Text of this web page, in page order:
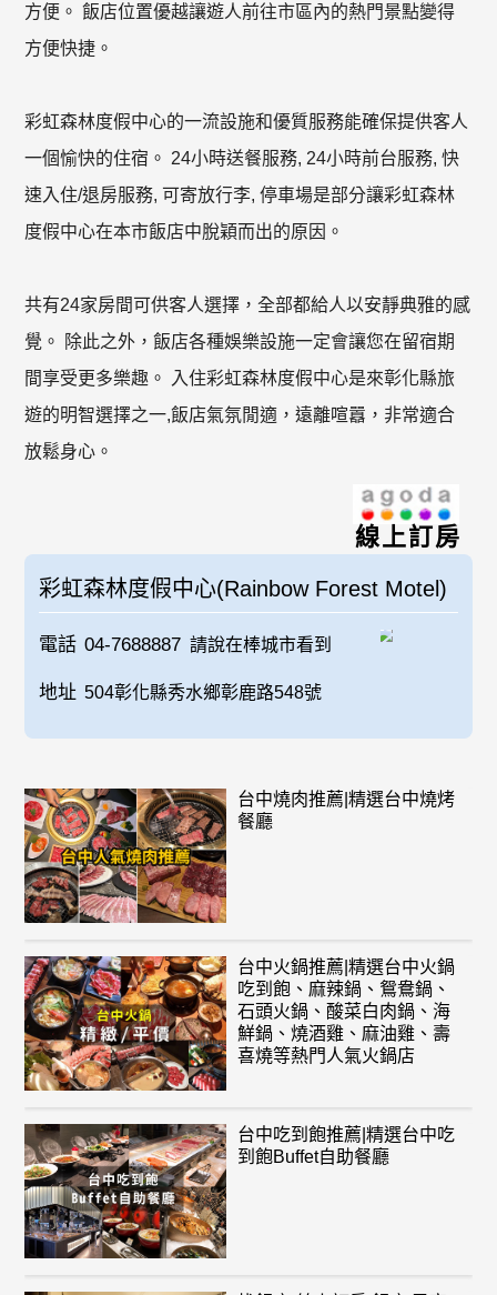
方便。 飯店位置優越讓遊人前往市區內的熱門景點變得
方便快捷。
彩虹森林度假中心的一流設施和優質服務能確保提供客人
一個愉快的住宿。 24小時送餐服務, 24小時前台服務, 快
速入住/退房服務, 可寄放行李, 停車場是部分讓彩虹森林
度假中心在本市飯店中脫穎而出的原因。
共有24家房間可供客人選擇，全部都給人以安靜典雅的感
覺。 除此之外，飯店各種娛樂設施一定會讓您在留宿期
間享受更多樂趣。 入住彩虹森林度假中心是來彰化縣旅
遊的明智選擇之一,飯店氣氛閒適，遠離喧囂，非常適合
放鬆身心。
線上訂房
彩虹森林度假中心(Rainbow Forest Motel)
電話 04-7688887 請說在棒城市看到
地址 504彰化縣秀水鄉彰鹿路548號
台中燒肉推薦|精選台中燒烤
餐廳
台中火鍋推薦|精選台中火鍋
吃到飽、麻辣鍋、鴛鴦鍋、
石頭火鍋、酸菜白肉鍋、海
鮮鍋、燒酒雞、麻油雞、壽
喜燒等熱門人氣火鍋店
台中吃到飽推薦|精選台中吃
到飽Buffet自助餐廳